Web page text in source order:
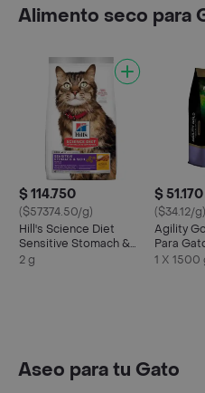
Alimento seco para
$ 114.750
($57374.50/g)
Hill's Science Diet
Sensitive Stomach &
Skin Alimento para
2 g
$ 51.170
($34.12/g)
Agility
Para
1 X 1500
Aseo para tu Gato